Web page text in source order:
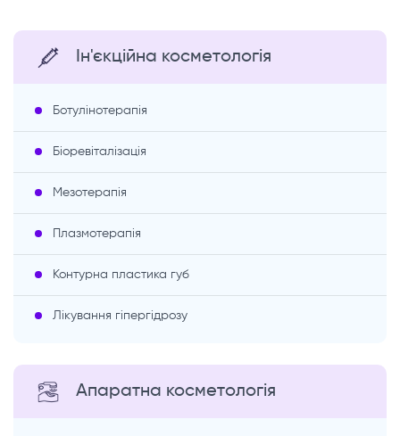
Ін'єкційна косметологія
Ботулінотерапія
Біоревіталізація
Мезотерапія
Плазмотерапія
Контурна пластика губ
Лікування гіпергідрозу
Апаратна косметологія